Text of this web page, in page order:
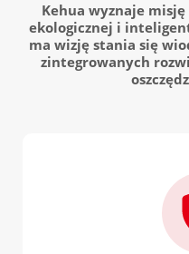
Kehua wyznaje
ekologicznej i
ma wizję stania się
zintegrowanych